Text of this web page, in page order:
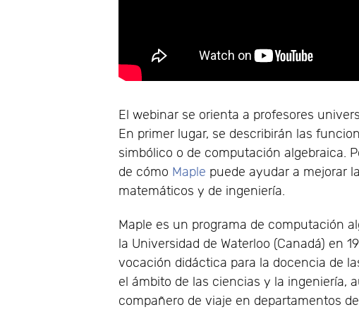
El webinar se orienta a profesores
En primer lugar, se describirán las
simbólico o de computación algebraica.
de cómo Maple puede ayudar a mejorar
matemáticos y de ingeniería.
Maple es un programa de computación
la Universidad de Waterloo (Canadá) en
vocación didáctica para la docencia de
el ámbito de las ciencias y la ingeniería,
compañero de viaje en departamentos